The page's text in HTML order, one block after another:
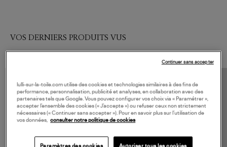
VOS DERNIERS PRODUITS VUS
lulli-sur-la-toile.com utilise des cookies et technologies similaires à des fins de
performance, personnalisation, publicité et analyses, en collaboration avec des
partenaires tels que Google. Vous pouvez configurer vos choix via « Paramétrer »,
accepter l’ensemble des cookies (« J’accepte ») ou refuser ceux non strictement
nécessaires (« Continuer sans accepter »). Pour en savoir plus sur l’utilisation de
vos données, consulter notre politique de cookies
Continuer sans accepter